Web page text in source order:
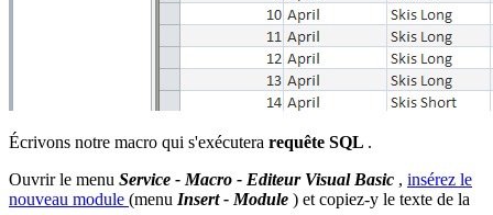
Écrivons notre macro qui s'exécutera requête SQL .
Ouvrir le menu Service - Macro - Editeur Visual Basic , insérez le
nouveau module (menu Insert - Module ) et copiez-y le texte de la